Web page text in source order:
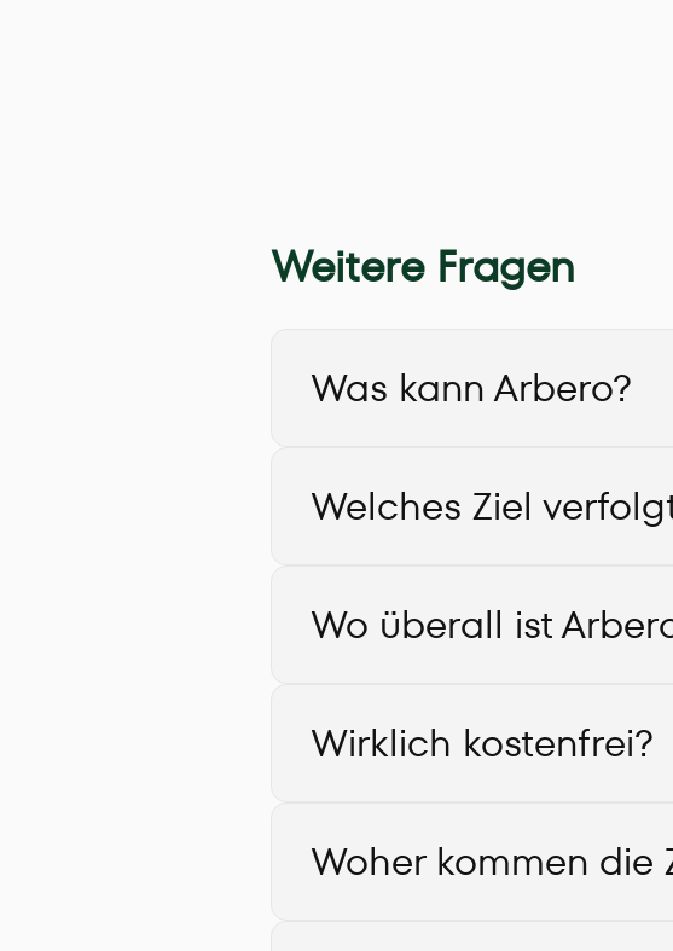
Weitere Fragen
Was kann Arbero?
Welches Ziel
Wo überall ist
Wirklich kostenfrei?
Woher kommen die